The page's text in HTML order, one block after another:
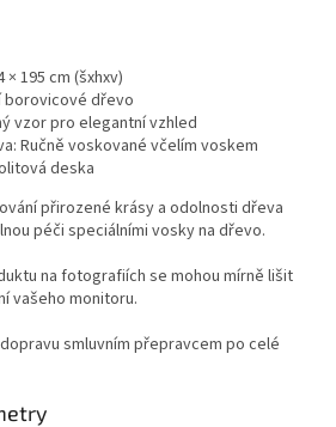
× 195 cm (šxhxv)
borovicové dřevo
vzor pro elegantní vzhled
Ručně voskované včelím voskem
deska
přirozené krásy a odolnosti dřeva
péči speciálními vosky na dřevo.
na fotografiích se mohou mírně lišit
vašeho monitoru.
smluvním přepravcem po celé